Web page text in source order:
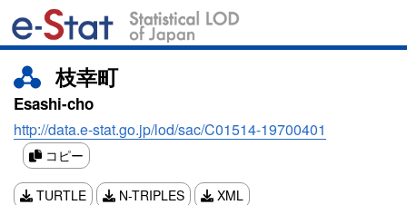
枝幸町
Esashi-cho
http://data.e-stat.go.jp/lod/sac/C01514-19700401
コピー
TURTLE N-TRIPLES XML